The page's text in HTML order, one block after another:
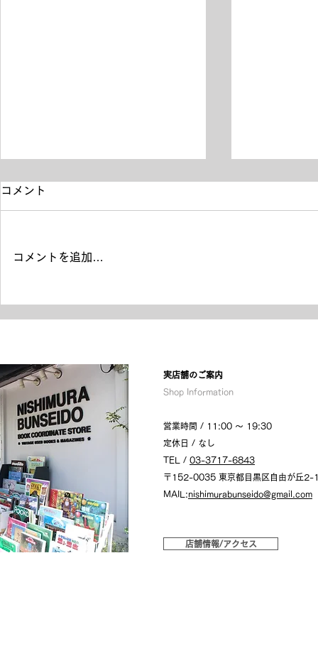
本棚のある撮影スペース をお
コメント
コメントを追加…
​実店舗のご案内
Shop Information
営業時間 / 11:00 〜 19:30
定休日 / なし
TEL / 03-3717-6843
〒152-0035 東京都目黒区自由が丘
MAIL:nishimurabunseido@gmail.com
店舗情報/アクセス